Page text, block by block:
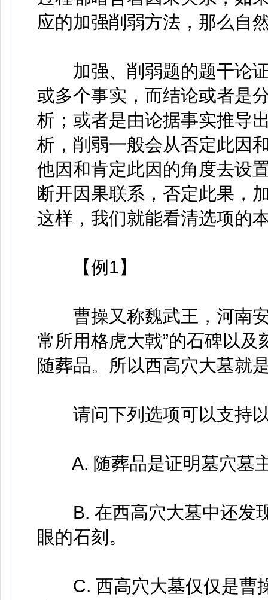
应的加强削弱方法，那么自
加强、削弱题的题干论证
或多个事实，而结论或者是
析；或者是由论据事实推导
析，削弱一般会从否定此因
他因和肯定此因的角度去设
断开因果联系，否定此果，
这样，我们就能看清选项的
【例1】
曹操又称魏武王，河南安
常所用格虎大戟”的石碑以及
随葬品。所以西高穴大墓就
请问下列选项可以支持
A. 随葬品是证明墓穴墓
B. 在西高穴大墓中还发现
眼的石刻。
C. 西高穴大墓仅仅是曹